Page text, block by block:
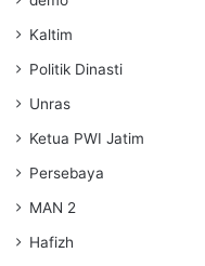
Kaltim
Politik Dinasti
Unras
Ketua PWI Jatim
Persebaya
MAN 2
Hafizh